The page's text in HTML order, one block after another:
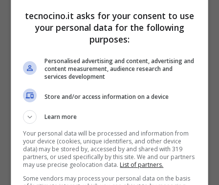
tecnocino.it asks for your consent to use
your personal data for the following
purposes:
Personalised advertising and content, advertising and
content measurement, audience research and
services development
Store and/or access information on a device
Learn more
Your personal data will be processed and information from
your device (cookies, unique identifiers, and other device
data) may be stored by, accessed by and shared with 319
partners, or used specifically by this site. We and our partners
may use precise geolocation data. List of partners.
Some vendors may process your personal data on the basis